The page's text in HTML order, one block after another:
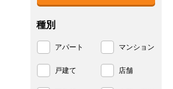
種別
アパート マンション
戸建て 店舗